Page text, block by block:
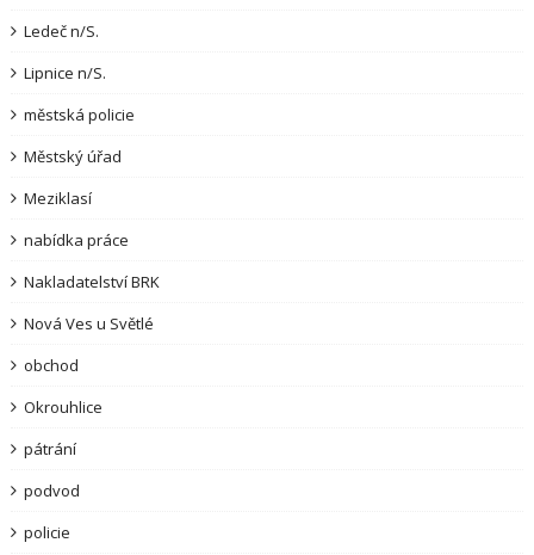
Ledeč n/S.
Lipnice n/S.
městská policie
Městský úřad
Meziklasí
nabídka práce
Nakladatelství BRK
Nová Ves u Světlé
obchod
Okrouhlice
pátrání
podvod
policie